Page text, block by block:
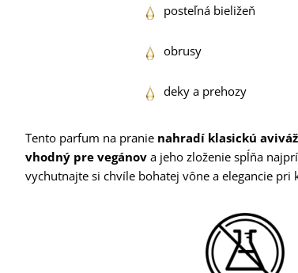
posteľná bieližeň
obrusy
deky a prehozy
Tento parfum na pranie nahradí klasickú aviváž
vhodný pre vegánov a jeho zloženie spĺňa
vychutnajte si chvíle bohatej vône a elegancie pri